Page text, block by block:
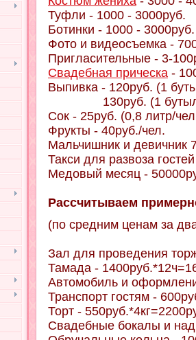
Туфли - 1000 - 3000руб.
Ботинки - 1000 - 3000руб.
Фото и видеосъемка -
Пригласительные - 3-
Свадебная прическа -
Выпивка - 120руб. (1
130руб. (1
Сок - 25руб. (0,8
Фрукты - 40руб./чел.
Мальчишник и девичник
Такси для развоза
Медовый месяц -
Рассчитываем
(по средним ценам за
Зал для проведения
Тамада -
Автомобиль и
Транспорт гостям -
Торт -
Свадебные бокалы и